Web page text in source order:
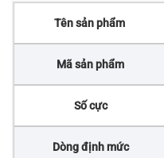
Tên sản phẩm
Mã sản phẩm
Số cực
Dòng định mức